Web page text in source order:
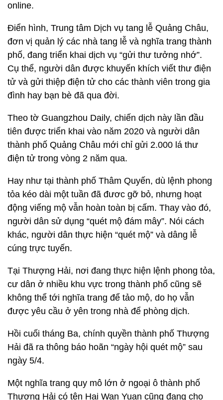
online.
Điển hình, Trung tâm Dịch vụ tang lễ Quảng Châu,
đơn vị quản lý các nhà tang lễ và nghĩa trang thành
phố, đang triển khai dịch vụ “gửi thư tưởng nhớ”.
Cụ thể, người dân được khuyến khích viết thư điện
tử và gửi thiệp điện tử cho các thành viên trong gia
đình hay bạn bè đã qua đời.
Theo tờ Guangzhou Daily, chiến dịch này lần đầu
tiên được triển khai vào năm 2020 và người dân
thành phố Quảng Châu mới chỉ gửi 2.000 lá thư
điện tử trong vòng 2 năm qua.
Hay như tại thành phố Thâm Quyến, dù lệnh phong
tỏa kéo dài một tuần đã đươc gỡ bỏ, nhưng hoạt
động viếng mộ vẫn hoàn toàn bị cấm. Thay vào đó,
người dân sử dụng “quét mộ đám mây”. Nói cách
khác, người dân thực hiện “quét mộ” và dâng lễ
cúng trực tuyến.
Tại Thượng Hải, nơi đang thực hiện lệnh phong tỏa,
cư dân ở nhiều khu vực trong thành phố cũng sẽ
không thể tới nghĩa trang để tảo mộ, do họ vẫn
được yêu cầu ở yên trong nhà để phòng dịch.
Hồi cuối tháng Ba, chính quyền thành phố Thượng
Hải đã ra thông báo hoãn “ngày hội quét mộ” sau
ngày 5/4.
Một nghĩa trang quy mô lớn ở ngoại ô thành phố
Thượng Hải có tên Hai Wan Yuan cũng đang cho